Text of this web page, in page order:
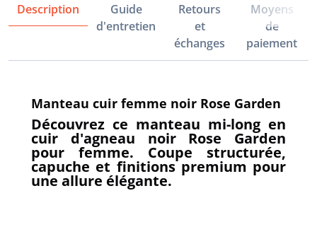
Description
Guide
d'entretien
Retours
et
échanges
Moyens
de
paiement
Manteau cuir femme noir Rose Garden
Découvrez ce manteau mi-long en
cuir d'agneau noir Rose Garden
pour femme. Coupe structurée,
capuche et finitions premium pour
une allure élégante.